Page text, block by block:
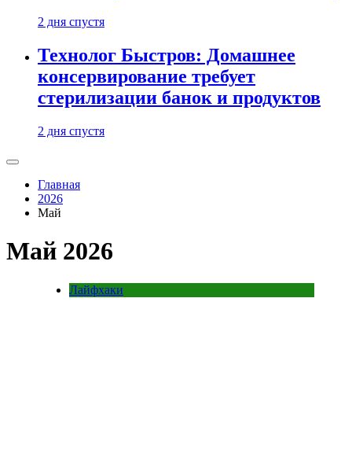
2 дня спустя
Технолог Быстров: Домашнее
консервирование требует
стерилизации банок и продуктов
2 дня спустя
Главная
2026
Май
Май 2026
Лайфхаки